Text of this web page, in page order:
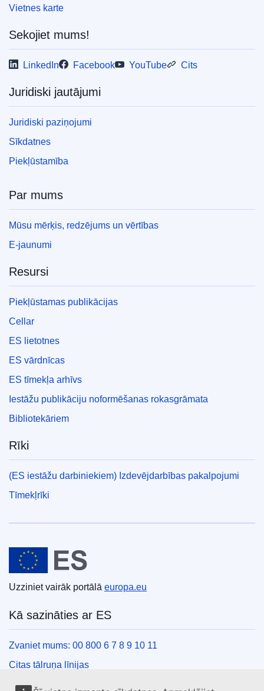
Vietnes karte
Sekojiet mums!
LinkedIn Facebook YouTube Cits
Juridiski jautājumi
Juridiski paziņojumi
Sīkdatnes
Piekļūstamība
Par mums
Mūsu mērķis, redzējums un vērtības
E-jaunumi
Resursi
Piekļūstamas publikācijas
Cellar
ES lietotnes
ES vārdnīcas
ES tīmekļa arhīvs
Iestāžu publikāciju noformēšanas rokasgrāmata
Bibliotekāriem
Rīki
(ES iestāžu darbiniekiem) Izdevējdarbības pakalpojumi
Tīmekļrīki
Eiropas Savienība
Uzziniet vairāk portālā europa.eu
Kā sazināties ar ES
Zvaniet mums: 00 800 6 7 8 9 10 11
Citas tālruņa līnijas
Saziņas veidlapa